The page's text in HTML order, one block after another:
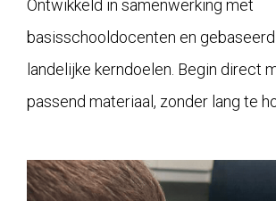
Ontwikkeld in samenwerking met
basisschooldocenten en
landelijke kerndoelen. Begin direct
passend materiaal, zonder lang te